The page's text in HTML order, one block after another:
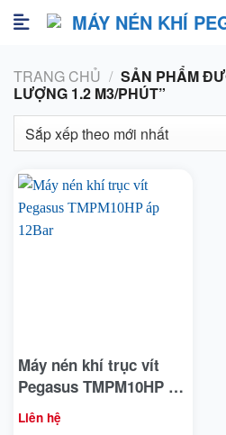
Skip
TRANG CHỦ / SẢN PHẨM
LƯỢNG 1.2 M3/PHÚT”
Máy nén khí trục vít
Pegasus TMPM10HP áp
12Bar
Liên hệ